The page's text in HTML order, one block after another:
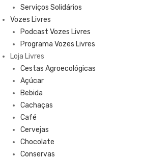
Serviços Solidários
Vozes Livres
Podcast Vozes Livres
Programa Vozes Livres
Loja Livres
Cestas Agroecológicas
Açúcar
Bebida
Cachaças
Café
Cervejas
Chocolate
Conservas